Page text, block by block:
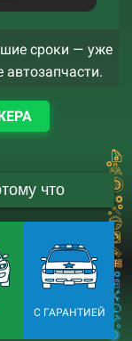
сроки — уже
автозапчасти.
что
С ГАРАНТИЕЙ